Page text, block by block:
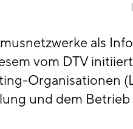
als
vom DTV
Organisationen
und dem Betrieb